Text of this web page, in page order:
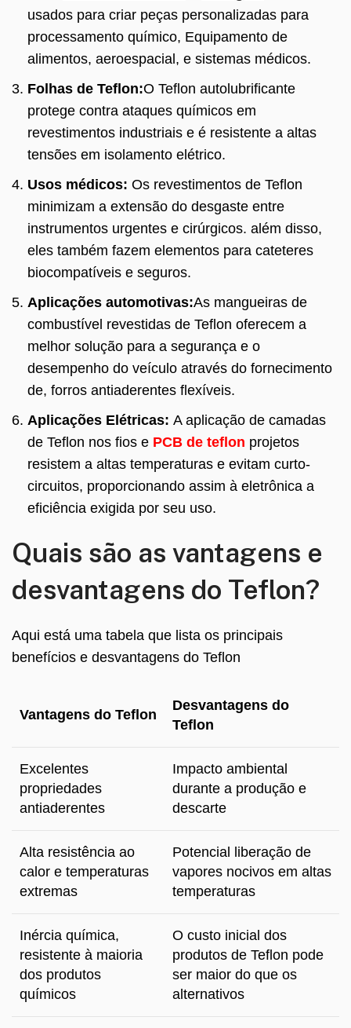
usados ​​para criar peças personalizadas para
processamento químico, Equipamento de
alimentos, aeroespacial, e sistemas médicos.
Folhas de Teflon:O Teflon autolubrificante
protege contra ataques químicos em
revestimentos industriais e é resistente a altas
tensões em isolamento elétrico.
Usos médicos: Os revestimentos de Teflon
minimizam a extensão do desgaste entre
instrumentos urgentes e cirúrgicos. além disso,
eles também fazem elementos para cateteres
biocompatíveis e seguros.
Aplicações automotivas:As mangueiras de
combustível revestidas de Teflon oferecem a
melhor solução para a segurança e o
desempenho do veículo através do fornecimento
de, forros antiaderentes flexíveis.
Aplicações Elétricas: A aplicação de camadas
de Teflon nos fios e PCB de teflon projetos
resistem a altas temperaturas e evitam curto-
circuitos, proporcionando assim à eletrônica a
eficiência exigida por seu uso.
Quais são as vantagens e
desvantagens do Teflon?
Aqui está uma tabela que lista os principais
benefícios e desvantagens do Teflon
Vantagens do Teflon
Desvantagens do
Teflon
Excelentes
propriedades
antiaderentes
Impacto ambiental
durante a produção e
descarte
Alta resistência ao
calor e temperaturas
extremas
Potencial liberação de
vapores nocivos em altas
temperaturas
Inércia química,
resistente à maioria
dos produtos
químicos
O custo inicial dos
produtos de Teflon pode
ser maior do que os
alternativos